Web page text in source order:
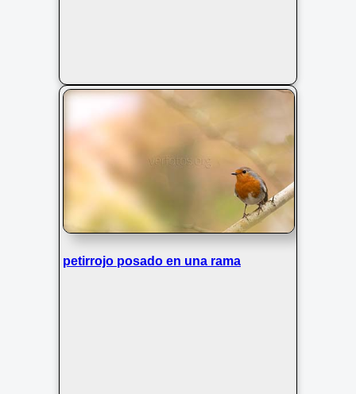
petirrojo posado en una rama